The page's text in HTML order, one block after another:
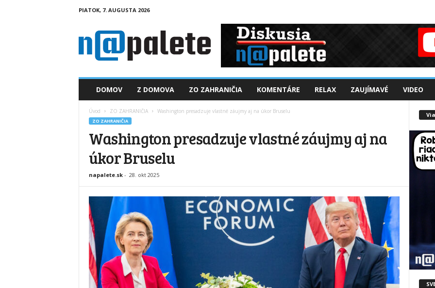
PIATOK, 7. AUGUSTA 2026
a
DOMOV Z DOMOVA ZO ZAHRANIČIA KOMENTÁRE RELAX ZAUJÍMAVÉ VIDEO
Úvod ZO ZAHRANIČIA Washington presadzuje vlastné záujmy aj na úkor Bruselu
ZO ZAHRANIČIA
Washington presadzuje vlastné záujmy aj na
úkor Bruselu
napalete.sk- 28. okt 2025